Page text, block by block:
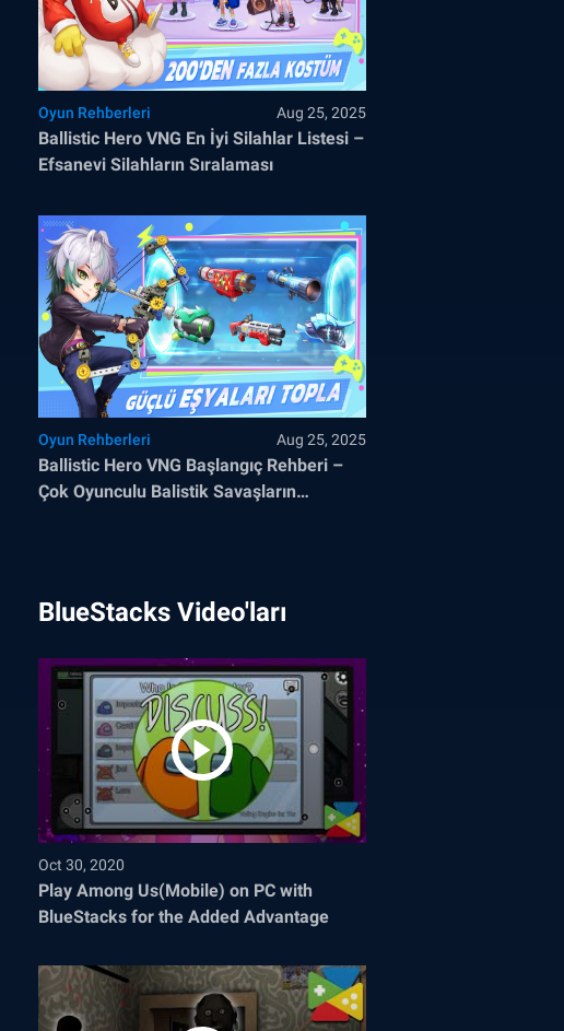
Oyun Rehberleri Aug 25, 2025
Ballistic Hero VNG En İyi Silahlar Listesi –
Efsanevi Silahların Sıralaması
Oyun Rehberleri Aug 25, 2025
Ballistic Hero VNG Başlangıç Rehberi –
Çok Oyunculu Balistik Savaşların
BlueStacks Video'ları
Oct 30, 2020
Play Among Us(Mobile) on PC with
BlueStacks for the Added Advantage